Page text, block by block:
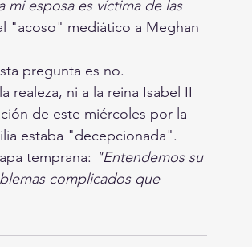
mi esposa es víctima de las
"acoso" mediático a Meghan
pregunta es no.
realeza, ni a la reina Isabel II
de este miércoles por la
estaba "decepcionada".
temprana: "Entendemos su
complicados que